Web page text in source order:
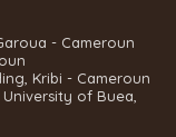
- Cameroun
Kribi - Cameroun
of Buea,